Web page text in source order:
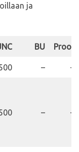
ja
BU Proof
– –
– –